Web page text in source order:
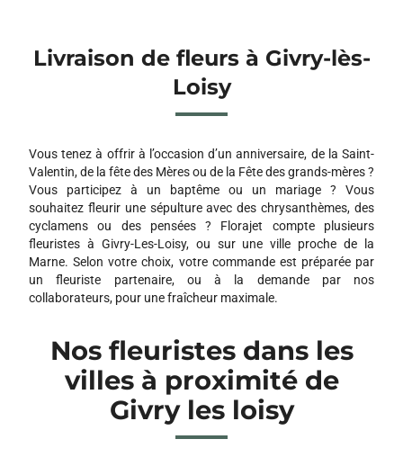
Livraison de fleurs à Givry-lès-
Loisy
Vous tenez à offrir à l’occasion d’un anniversaire, de la Saint-
Valentin, de la fête des Mères ou de la Fête des grands-mères ?
Vous participez à un baptême ou un mariage ? Vous
souhaitez fleurir une sépulture avec des chrysanthèmes, des
cyclamens ou des pensées ? Florajet compte plusieurs
fleuristes à Givry-Les-Loisy, ou sur une ville proche de la
Marne. Selon votre choix, votre commande est préparée par
un fleuriste partenaire, ou à la demande par nos
collaborateurs, pour une fraîcheur maximale.
Nos fleuristes dans les
villes à proximité de
Givry les loisy